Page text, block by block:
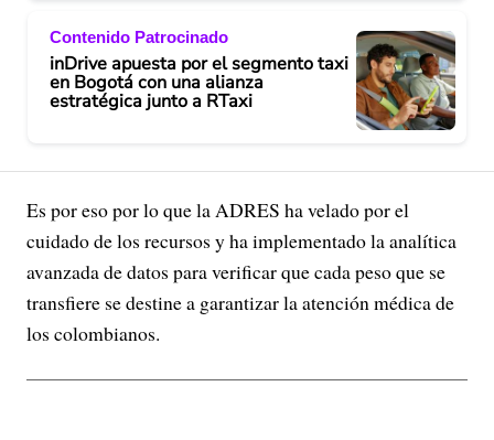
Contenido Patrocinado
inDrive apuesta por el segmento taxi
en Bogotá con una alianza
estratégica junto a RTaxi
Es por eso por lo que la ADRES ha velado por el
cuidado de los recursos y ha implementado la analítica
avanzada de datos para verificar que cada peso que se
transfiere se destine a garantizar la atención médica de
los colombianos.